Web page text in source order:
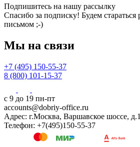
Подпишитесь на нашу рассылку
Спасибо за подписку! Будем
письмом ;-)
Мы на связи
+7 (495) 150-55-37
8 (800) 101-15-37
с 9 до 19 пн-пт
accounts@dobriy-office.ru
Адрес: г.Москва, Варшавское шоссе,
Телефон: +7(495)150-55-37